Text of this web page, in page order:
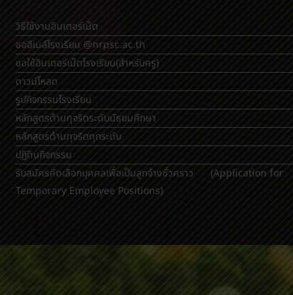
วิธีใช้งานอินเตอร์เน็ต
ขออีเมล์โรงเรียน @nrpsc.ac.th
ขอใช้อินเตอร์เน็ตโรงเรียน(สำหรับครู)
ดาวน์โหลด
รูปกิจกรรมโรงเรียน
หลักสูตรต้านทุจริตระดับมัธยมศึกษา
หลักสูตรต้านทุจริตทุกระดับ
ปฏิทินกิจกรรม
รับสมัครคัดเลือกบุคคลเพื่อเป็นลูกจ้างชั่วคราว (Application for
Temporary Employee Positions)